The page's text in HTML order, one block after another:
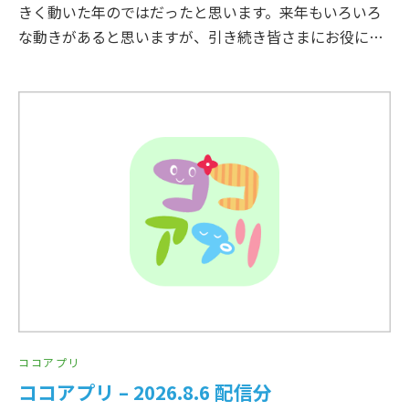
きく動いた年のではだったと思います。来年もいろいろ
な動きがあると思いますが、引き続き皆さまにお役に…
ココアプリ
ココアプリ – 2026.8.6 配信分